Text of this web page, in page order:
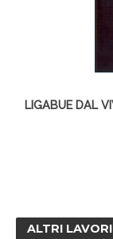
LIGABUE DAL
ALTRI LAVORI